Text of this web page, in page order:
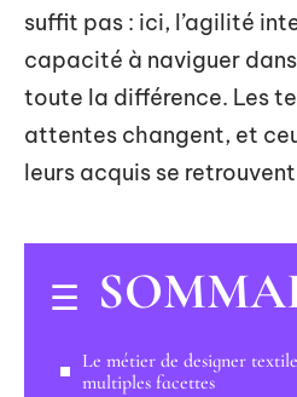
suffit pas : ici, l’agilité
capacité à naviguer
toute la différence. Les
attentes changent, et
leurs acquis se
Le métier de designer
multiples facettes